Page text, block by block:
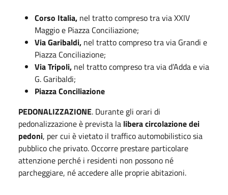
Corso Italia, nel tratto compreso tra via XXIV
Maggio e Piazza Conciliazione;
Via Garibaldi, nel tratto compreso tra via Grandi e
Piazza Conciliazione;
Via Tripoli, nel tratto compreso tra via d’Adda e via
G. Garibaldi;
Piazza Conciliazione
PEDONALIZZAZIONE. Durante gli orari di
pedonalizzazione è prevista la libera circolazione dei
pedoni, per cui è vietato il traffico automobilistico sia
pubblico che privato. Occorre prestare particolare
attenzione perché i residenti non possono né
parcheggiare, né accedere alle proprie abitazioni.